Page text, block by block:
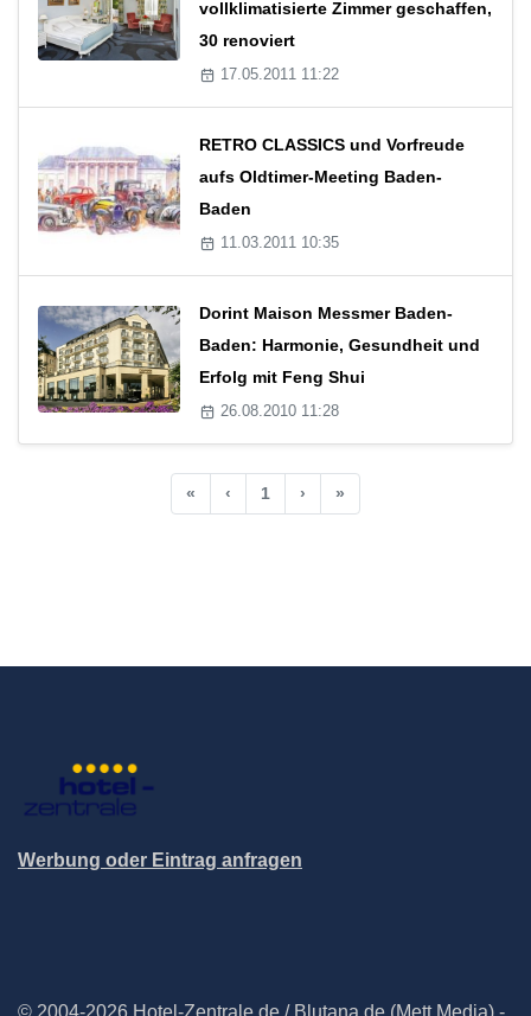
vollklimatisierte Zimmer geschaffen,
30 renoviert
17.05.2011 11:22
RETRO CLASSICS und Vorfreude
aufs Oldtimer-Meeting Baden-
Baden
11.03.2011 10:35
Dorint Maison Messmer Baden-
Baden: Harmonie, Gesundheit und
Erfolg mit Feng Shui
26.08.2010 11:28
« ‹ 1 › »
Werbung oder Eintrag anfragen
© 2004-2026 Hotel-Zentrale.de / Blutana.de (Mett Media) -